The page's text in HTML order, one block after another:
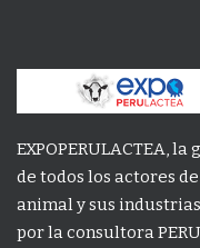
EXPOPERULACTEA,
de todos los actores
animal y sus
por la consultora